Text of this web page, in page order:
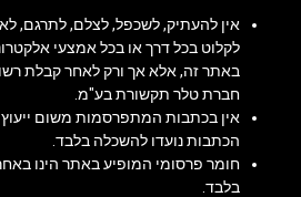
אין להעתיק, לשכפל, לצלם, לתרגם,
לקלוט בכל דרך או בכל אמצעי
באתר זה, אלא אך ורק לאחר קבלת
חברת טלר תקשורת בע"מ.
אין בכתבות המתפרסמות משום ייעוץ
הכתבות נועדו להשכלה בלבד.
חומר פרסומי המופיע באתר הינו
בלבד.